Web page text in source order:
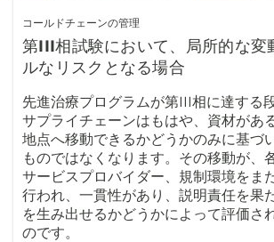
コールドチェーンの管理
第III相試験において、局所的な変
ルなリスクとなる場合
先進治療プログラムが第III相に達する
サプライチェーンはもはや、資材があ
地点へ移動できるかどうかのみに基づ
ものではなくなります。その移動が、
サービスプロバイダー、規制環境をま
行われ、一貫性があり、説明責任を果
を生み出せるかどうかによって評価さ
のです。